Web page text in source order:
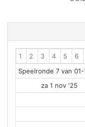
1 2 3 4 5 6
Speelronde 7 van
za 1 nov '25